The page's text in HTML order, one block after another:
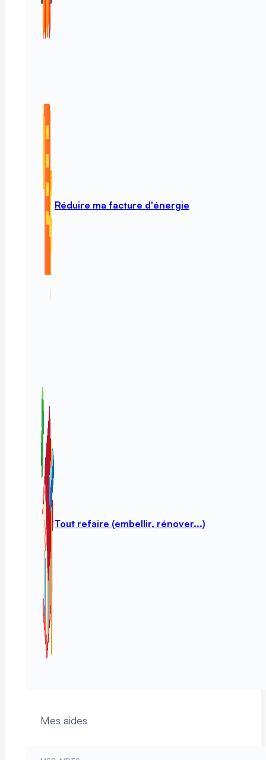
Réduire ma facture d'énergie
Tout refaire (embellir, rénover...)
Mes aides